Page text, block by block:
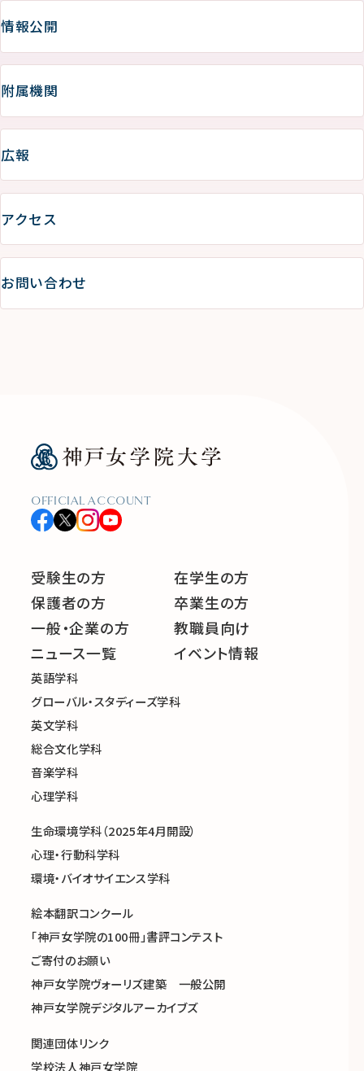
情報公開
附属機関
広報
アクセス
お問い合わせ
OFFICIAL ACCOUNT
受験生の方
在学生の方
保護者の方
卒業生の方
一般・企業の方
教職員向け
ニュース一覧
イベント情報
英語学科
グローバル・スタディーズ学科
英文学科
総合文化学科
音楽学科
心理学科
生命環境学科（2025年4月開設）
心理・行動科学科
環境・バイオサイエンス学科
絵本翻訳コンクール
「神戸女学院の100冊」書評コンテスト
ご寄付のお願い
神戸女学院ヴォーリズ建築 一般公開
神戸女学院デジタルアーカイブズ
関連団体リンク
学校法人神戸女学院